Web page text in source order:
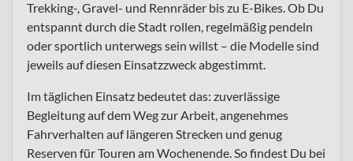
Trekking-, Gravel- und Rennräder bis zu E-Bikes. Ob Du
entspannt durch die Stadt rollen, regelmäßig pendeln
oder sportlich unterwegs sein willst – die Modelle sind
jeweils auf diesen Einsatzzweck abgestimmt.
Im täglichen Einsatz bedeutet das: zuverlässige
Begleitung auf dem Weg zur Arbeit, angenehmes
Fahrverhalten auf längeren Strecken und genug
Reserven für Touren am Wochenende. So findest Du bei